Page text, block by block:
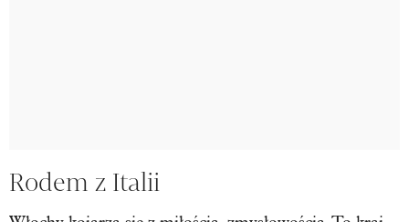
Rodem z Italii